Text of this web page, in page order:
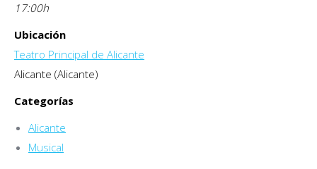
17:00h
Ubicación
Teatro Principal de Alicante
Alicante (Alicante)
Categorías
Alicante
Musical